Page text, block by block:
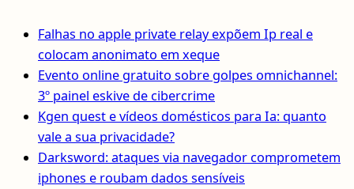
Falhas no apple private relay expõem Ip real e
colocam anonimato em xeque
Evento online gratuito sobre golpes omnichannel:
3º painel eskive de cibercrime
Kgen quest e vídeos domésticos para Ia: quanto
vale a sua privacidade?
Darksword: ataques via navegador comprometem
iphones e roubam dados sensíveis